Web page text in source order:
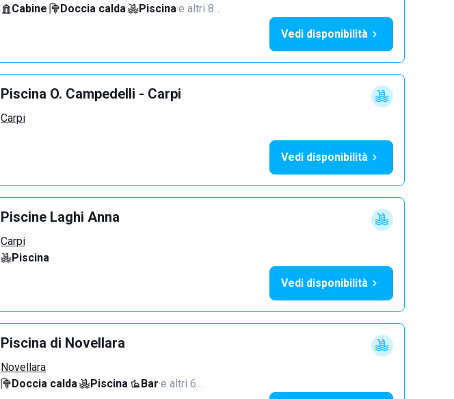
Cabine· Doccia calda· Piscina·e altri 8…
Vedi disponibilità
Piscina O. Campedelli - Carpi
Carpi
Vedi disponibilità
Piscine Laghi Anna
Carpi
Piscina
Vedi disponibilità
Piscina di Novellara
Novellara
Doccia calda· Piscina· Bar·e altri 6…